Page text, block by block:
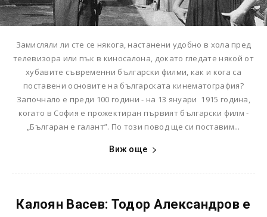
Замисляли ли сте се някога, настанени удобно в хола пред
телевизора или пък в киносалона, докато гледате някой от
хубавите съвременни български филми, как и кога са
поставени основите на българската кинематография?
Започнало е преди 100 години - на 13 януари 1915 година,
когато в София е прожектиран първият български филм -
„Българан е галант”. По този повод ще си поставим...
Виж още
Калоян Васев: Тодор Александров е